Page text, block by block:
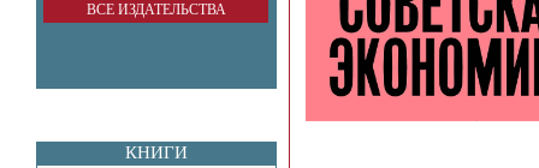
ВСЕ ИЗДАТЕЛЬСТВА
КНИГИ